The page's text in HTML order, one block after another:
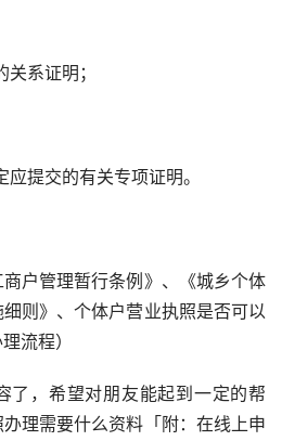
系证明；
提交的有关专项证明。
商户管理暂行条例》、《城乡个体
则》、个体户营业执照是否可以
流程）
了，希望对朋友能起到一定的帮
理需要什么资料「附：在线上申